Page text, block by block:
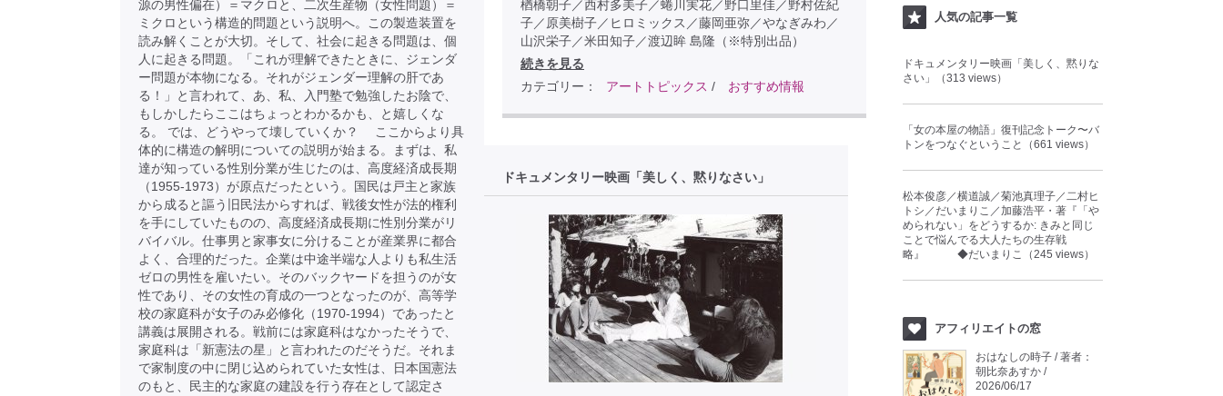
源の男性偏在）＝マクロと、二次生産物（女性問題）＝
ミクロという構造的問題という説明へ。この製造装置を
読み解くことが大切。そして、社会に起きる問題は、個
人に起きる問題。「これが理解できたときに、ジェンダ
ー問題が本物になる。それがジェンダー理解の肝であ
る！」と言われて、あ、私、入門塾で勉強したお陰で、
もしかしたらここはちょっとわかるかも、と嬉しくな
る。 では、どうやって壊していくか？ ここからより具
体的に構造の解明についての説明が始まる。まずは、私
達が知っている性別分業が生じたのは、高度経済成長期
（1955-1973）が原点だったという。国民は戸主と家族
から成ると謳う旧民法からすれば、戦後女性が法的権利
を手にしていたものの、高度経済成長期に性別分業がリ
バイバル。仕事男と家事女に分けることが産業界に都合
よく、合理的だった。企業は中途半端な人よりも私生活
ゼロの男性を雇いたい。そのバックヤードを担うのが女
性であり、その女性の育成の一つとなったのが、高等学
校の家庭科が女子のみ必修化（1970-1994）であったと
講義は展開される。戦前には家庭科はなかったそうで、
家庭科は「新憲法の星」と言われたのだそうだ。それま
で家制度の中に閉じ込められていた女性は、日本国憲法
のもと、民主的な家庭の建設を行う存在として認定さ
楢橋朝子／西村多美子／蜷川実花／野口里佳／野村佐紀
子／原美樹子／ヒロミックス／藤岡亜弥／やなぎみわ／
山沢栄子／米田知子／渡辺眸 島隆（※特別出品）
続きを見る
カテゴリー：
アートトピックス / おすすめ情報
ドキュメンタリー映画「美しく、黙りなさい」
人気の記事一覧
ドキュメンタリー映画「美しく、黙りな
さい」（313 views）
「女の本屋の物語」復刊記念トーク〜バ
トンをつなぐということ（661 views）
松本俊彦／横道誠／菊池真理子／二村ヒ
トシ／だいまりこ／加藤浩平・著『「や
められない」をどうするか: きみと同じ
ことで悩んでる大人たちの生存戦
略』 ◆だいまりこ（245 views）
アフィリエイトの窓
おはなしの時子 / 著者：
朝比奈あすか /
2026/06/17